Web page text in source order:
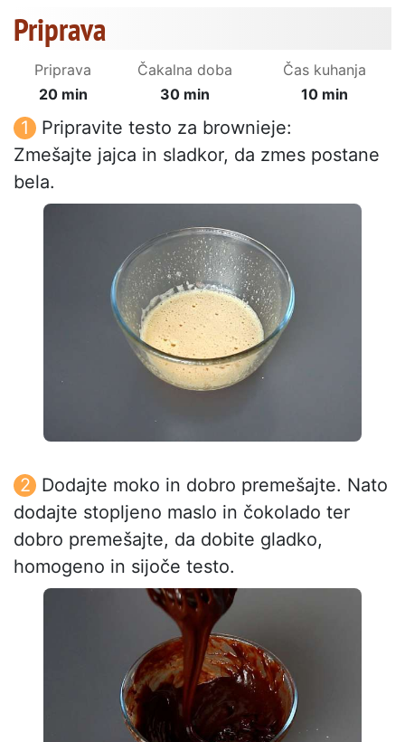
Priprava
Priprava
20 min
Čakalna doba
30 min
Čas kuhanja
10 min
Pripravite testo za brownieje:
Zmešajte jajca in sladkor, da zmes postane
bela.
Dodajte moko in dobro premešajte. Nato
dodajte stopljeno maslo in čokolado ter
dobro premešajte, da dobite gladko,
homogeno in sijoče testo.